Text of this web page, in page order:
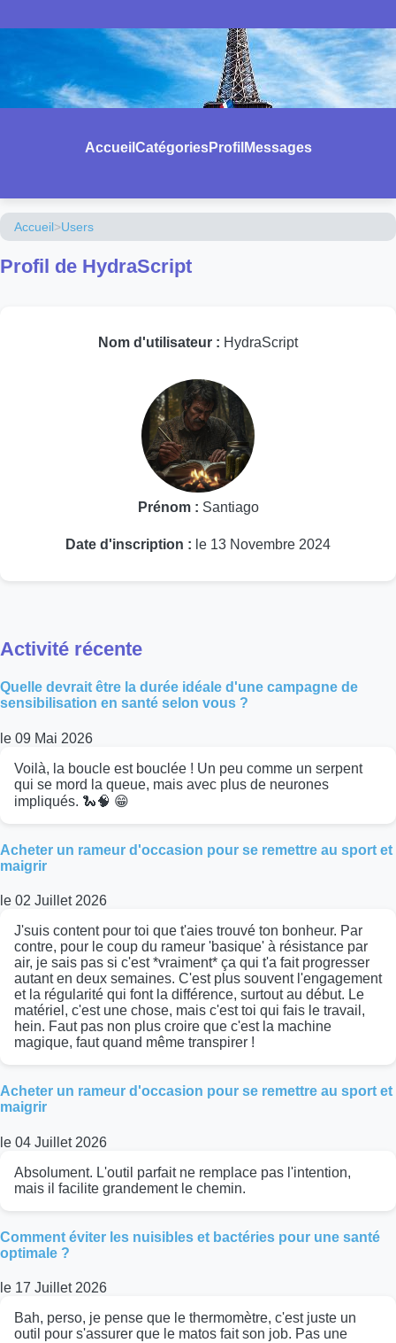
Accueil CatégoriesProfil Messages
Accueil>Users
Profil de HydraScript
Nom d'utilisateur : HydraScript
Prénom : Santiago
Date d'inscription : le 13 Novembre 2024
Activité récente
Quelle devrait être la durée idéale d'une campagne de
sensibilisation en santé selon vous ?
le 09 Mai 2026
Voilà, la boucle est bouclée ! Un peu comme un serpent
qui se mord la queue, mais avec plus de neurones
impliqués. 🐍🧠 😁
Acheter un rameur d'occasion pour se remettre au sport et
maigrir
le 02 Juillet 2026
J'suis content pour toi que t'aies trouvé ton bonheur. Par
contre, pour le coup du rameur 'basique' à résistance par
air, je sais pas si c'est *vraiment* ça qui t'a fait progresser
autant en deux semaines. C'est plus souvent l'engagement
et la régularité qui font la différence, surtout au début. Le
matériel, c'est une chose, mais c'est toi qui fais le travail,
hein. Faut pas non plus croire que c'est la machine
magique, faut quand même transpirer !
Acheter un rameur d'occasion pour se remettre au sport et
maigrir
le 04 Juillet 2026
Absolument. L'outil parfait ne remplace pas l'intention,
mais il facilite grandement le chemin.
Comment éviter les nuisibles et bactéries pour une santé
optimale ?
le 17 Juillet 2026
Bah, perso, je pense que le thermomètre, c'est juste un
outil pour s'assurer que le matos fait son job. Pas une